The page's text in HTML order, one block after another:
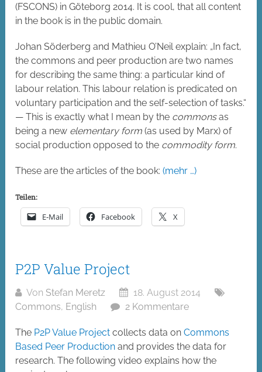
(FSCONS) in Göteborg 2014. It is cool, that all content
in the book is in the public domain.
Johan Söderberg and Mathieu O’Neil explain: „In fact,
the commons and peer production are two names
for describing the same thing: a particular kind of
labour relation. This labour relation is predicated on
voluntary participation and the self-selection of tasks.“
— This is exactly what I mean by the commonsas
being a new elementary form (as used by Marx) of
social production opposed to the commodity form.
These are the articles of the book:(mehr …)
Teilen:
E-Mail Facebook X
P2P Value Project
Von Stefan Meretz
18. August 2014
Commons, English 2 Kommentare
The P2P Value Project collects data onCommons
Based Peer Production and provides the data for
research. The following video explains how the